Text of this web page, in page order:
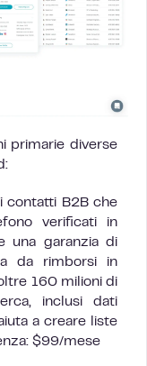
primarie diverse
contatti B2B che
verificati in
una garanzia di
da rimborsi in
160 milioni di
inclusi dati
a creare liste
$99/mese